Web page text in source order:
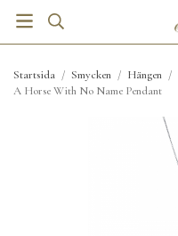
Startsida / Smycken / Hängen /
A Horse With No Name Pendant